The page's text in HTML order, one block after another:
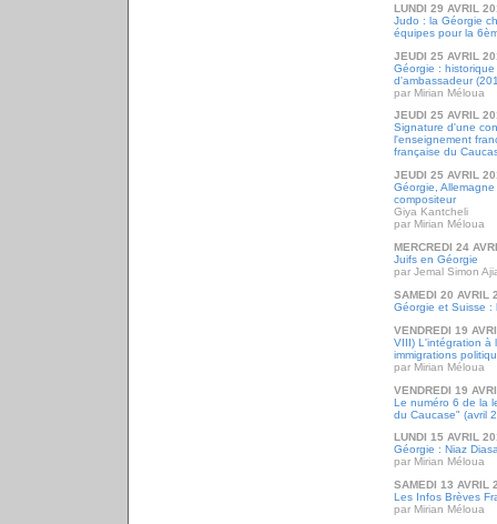
LUNDI 29 AVRIL
Judo : la Géorgie
équipes pour la
JEUDI 25 AVRIL
Géorgie :
d'ambassadeur
par Mirian Méloua
JEUDI 25 AVRIL
Signature d'une
l'enseignement
française du
JEUDI 25 AVRIL
Géorgie,
compositeur
Giya Kantcheli
par Mirian Méloua
MERCREDI 24
Juifs en Géorgie
par Jemal Simon
SAMEDI 20 AVRIL
Géorgie et Suisse :
VENDREDI 19
VIII) L'intégration à
immigrations
par Mirian Méloua
VENDREDI 19
Le numéro 6 de la
du Caucase" (avril
LUNDI 15 AVRIL
Géorgie : Niaz
par Mirian Méloua
SAMEDI 13 AVRIL
Les Infos Brèves
par Mirian Méloua